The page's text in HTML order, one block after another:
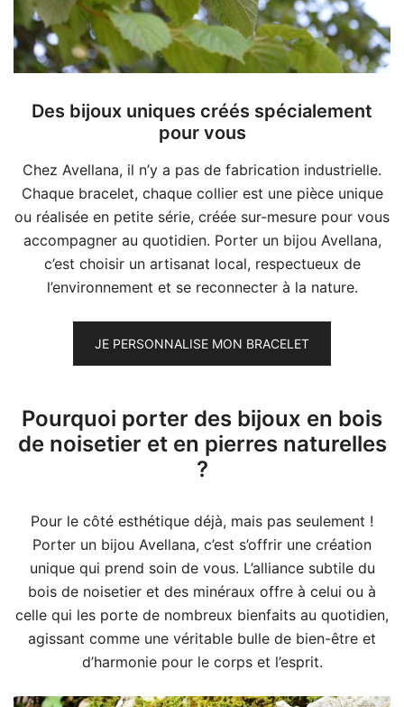
Des bijoux uniques créés spécialement
pour vous
Chez Avellana, il n’y a pas de fabrication industrielle.
Chaque bracelet, chaque collier est une pièce unique
ou réalisée en petite série, créée sur-mesure pour vous
accompagner au quotidien. Porter un bijou Avellana,
c’est choisir un artisanat local, respectueux de
l’environnement et se reconnecter à la nature.
JE PERSONNALISE MON BRACELET
Pourquoi porter des bijoux en bois
de noisetier et en pierres naturelles
?
Pour le côté esthétique déjà, mais pas seulement !
Porter un bijou Avellana, c’est s’offrir une création
unique qui prend soin de vous. L’alliance subtile du
bois de noisetier et des minéraux offre à celui ou à
celle qui les porte de nombreux bienfaits au quotidien,
agissant comme une véritable bulle de bien-être et
d’harmonie pour le corps et l’esprit.